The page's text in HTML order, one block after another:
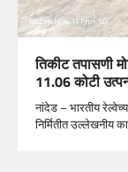
तिकीट तपासणी
11.06 कोटी
नांदेड – भारतीय
निर्मितीत उल्लेखनीय